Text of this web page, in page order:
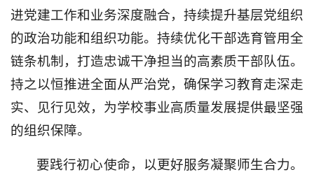
进党建工作和业务深度融合，持续提升基层党组织
的政治功能和组织功能。持续优化干部选育管用全
链条机制，打造忠诚干净担当的高素质干部队伍。
持之以恒推进全面从严治党，确保学习教育走深走
实、见行见效，为学校事业高质量发展提供最坚强
的组织保障。
要践行初心使命，以更好服务凝聚师生合力。